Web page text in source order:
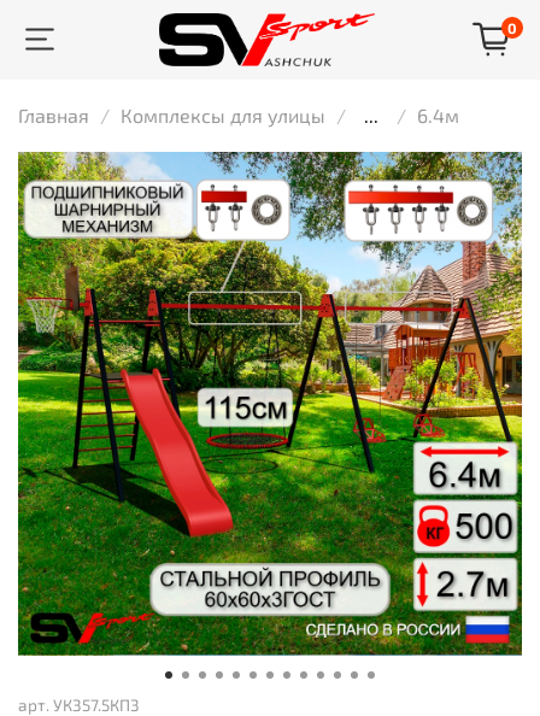
0
Главная Комплексы для улицы ... 6.4м
арт. УК357.5КП3